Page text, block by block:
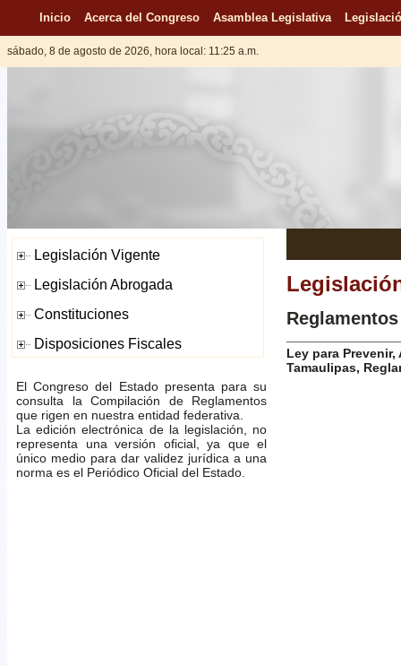
Inicio Acerca del Congreso Asamblea Legislativa
sábado, 8 de agosto de 2026, hora local: 11:25 a.m.
El Congreso del Estado presenta para su
consulta la Compilación de Reglamentos
que rigen en nuestra entidad federativa.
La edición electrónica de la legislación, no
representa una versión oficial, ya que el
único medio para dar validez jurídica a una
norma es el Periódico Oficial del Estado.
Reglamentos
Ley para
Tamaulipas,